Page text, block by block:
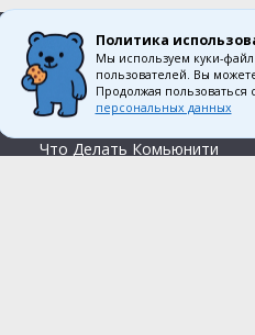
О компании
Вакансии
О нас
Контакты
Что Делать Комьюнити
Политика
Мы используем куки-
пользователей. Вы
Продолжая
персональных данных